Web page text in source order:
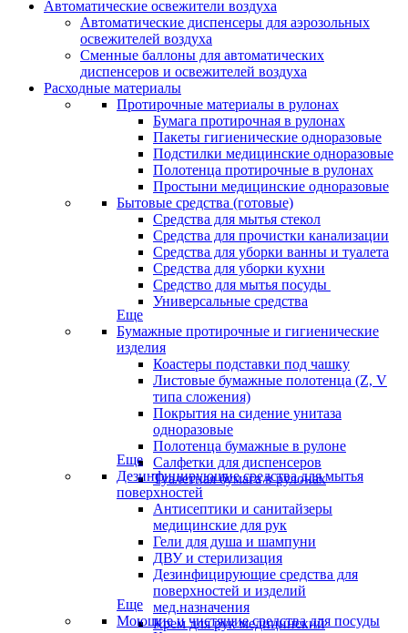
Автоматические освежители воздуха
Автоматические диспенсеры для аэрозольных
освежителей воздуха
Сменные баллоны для автоматических
диспенсеров и освежителей воздуха
Расходные материалы
Протирочные материалы в рулонах
Бумага протирочная в рулонах
Пакеты гигиенические одноразовые
Подстилки медицинские одноразовые
Полотенца протирочные в рулонах
Простыни медицинские одноразовые
Бытовые средства (готовые)
Средства для мытья стекол
Средства для прочистки канализации
Средства для уборки ванны и туалета
Средства для уборки кухни
Средство для мытья посуды
Универсальные средства
Еще
Бумажные протирочные и гигиенические
изделия
Коастеры подставки под чашку
Листовые бумажные полотенца (Z, V
типа сложения)
Покрытия на сидение унитаза
одноразовые
Полотенца бумажные в рулоне
Салфетки для диспенсеров
Туалетная бумага в рулонах
Еще
Дезинфицирующие средства для мытья
поверхностей
Антисептики и санитайзеры
медицинские для рук
Гели для душа и шампуни
ДВУ и стерилизация
Дезинфицирующие средства для
поверхностей и изделий
мед.назначения
Крем для рук медицинский
Еще
Моющие и чистящие средства для посуды